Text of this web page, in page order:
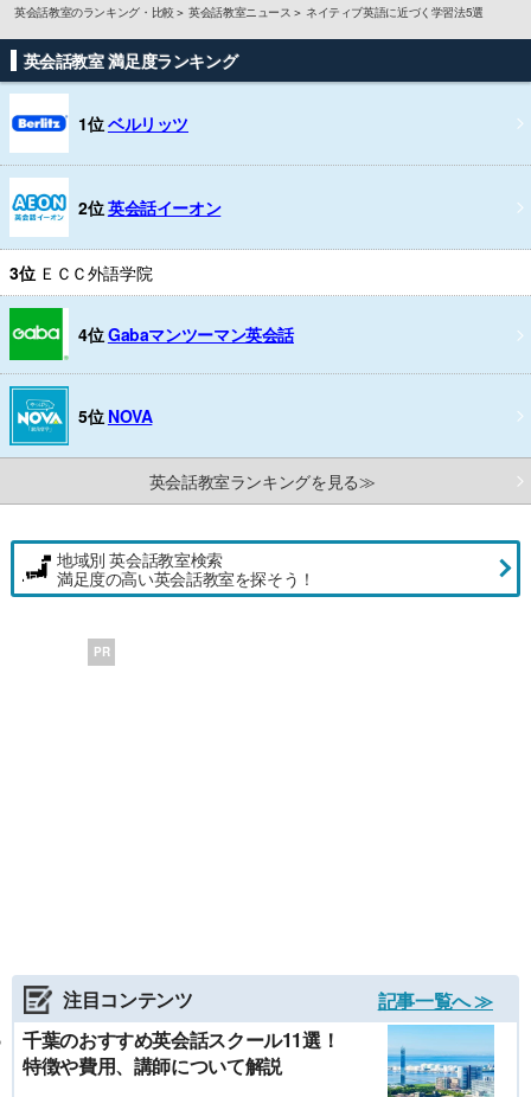
英会話教室のランキング・比較 英会話教室ニュース ネイティブ英語に近づく学習法5選
英会話教室 満足度ランキング
1位ベルリッツ
2位英会話イーオン
3位 ＥＣＣ外語学院
4位Gabaマンツーマン英会話
5位 NOVA
英会話教室ランキングを見る≫
地域別 英会話教室検索
満足度の高い英会話教室を探そう！
PR
注目コンテンツ
記事一覧へ ≫
千葉のおすすめ英会話スクール11選！
特徴や費用、講師について解説